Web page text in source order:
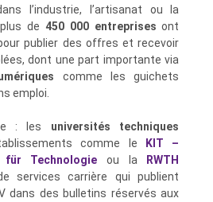
l’industrie, l’artisanat ou la
de 450 000 entreprises ont
publier des offres et recevoir
dont une part importante via
comme les guichets
emploi.
: les universités techniques
comme le
KIT –
Technologie ou la
RWTH
services carrière qui publient
dans des bulletins réservés aux